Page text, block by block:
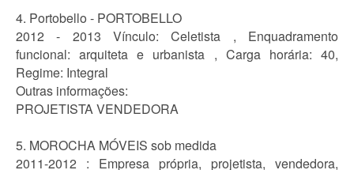
4. Portobello - PORTOBELLO
2012 - 2013 Vínculo: Celetista , Enquadramento
funcional: arquiteta e urbanista , Carga horária: 40,
Regime: Integral
Outras informações:
PROJETISTA VENDEDORA
5. MOROCHA MÓVEIS sob medida
2011-2012 : Empresa própria, projetista, vendedora,